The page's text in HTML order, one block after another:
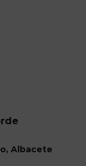
Albacete